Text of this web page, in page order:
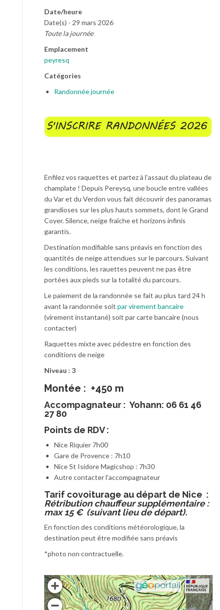
Date/heure
Date(s) - 29 mars 2026
Toute la journée
Emplacement
peyresq
Catégories
Randonnée journée
Enfilez vos raquettes et partez à l’assaut du plateau de
champlate ! Depuis Pereysq, une boucle entre vallées
du Var et du Verdon vous fait découvrir des panoramas
grandioses sur les plus hauts sommets, dont le Grand
Coyer. Silence, neige fraîche et horizons infinis
garantis.
Destination modifiable sans préavis en fonction des
quantités de neige attendues sur le parcours. Suivant
les conditions, les rauettes peuvent ne pas être
portées aux pieds sur la totalité du parcours.
Le paiement de la randonnée se fait au plus tard 24 h
avant la randonnée soit par virement bancaire
(virement instantané) soit par carte bancaire (nous
contacter)
Raquettes mixte avec pédestre en fonction des
conditions de neige
Niveau : 3
Montée : +450 m
Accompagnateur : Yohann: 06 61 46
27 80
Points de RDV :
Nice Riquier 7h00
Gare de Provence : 7h10
Nice St Isidore Magicshop : 7h30
Autre contacter l’accompagnateur
Tarif covoiturage au départ de Nice :
Rétribution chauffeur supplémentaire :
max 15 € (suivant lieu de départ).
En fonction des conditions météorologique, la
destination peut être modifiée sans préavis
*photo non contractuelle.